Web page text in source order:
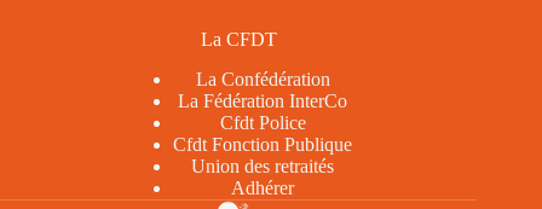
La CFDT
La Confédération
La Fédération InterCo
Cfdt Police
Cfdt Fonction Publique
Union des retraités
Adhérer